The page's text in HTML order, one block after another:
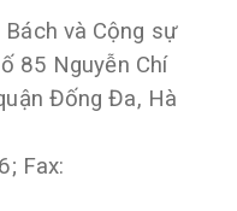
và Cộng sự
85 Nguyễn Chí
Đống Đa, Hà
Fax: